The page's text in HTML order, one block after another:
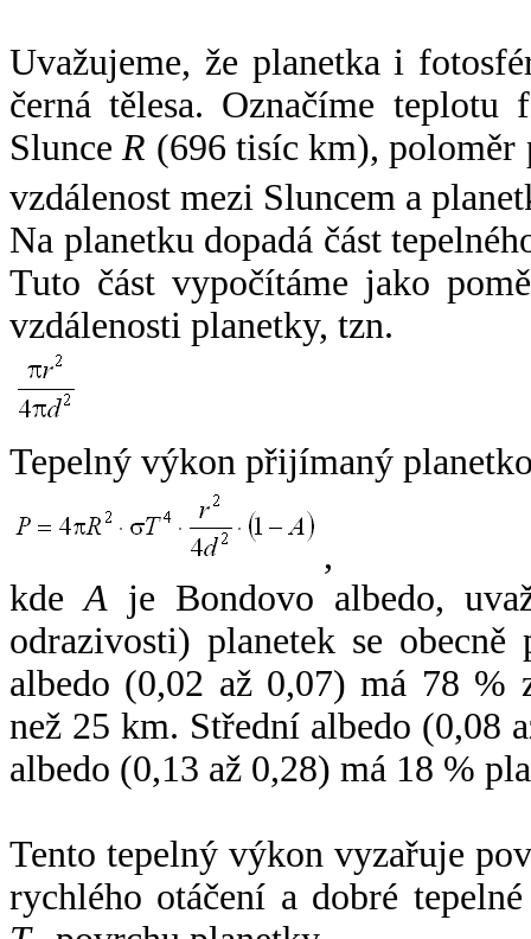
Uvažujeme, že planetka i
černá tělesa. Označíme
SlunceR (696 tisíc km),
vzdálenost mezi Sluncem a
Na planetku dopadá část
Tuto část vypočítáme jako
vzdálenosti planetky, tzn.
Tepelný výkon přijímaný
,
kdeA je Bondovo albedo,
odrazivosti) planetek se
albedo (0,02 až 0,07) má 78 %
než 25 km. Střední albedo (0,08
albedo (0,13 až 0,28) má 18 %
Tento tepelný výkon vyzařuje
rychlého otáčení a dobré